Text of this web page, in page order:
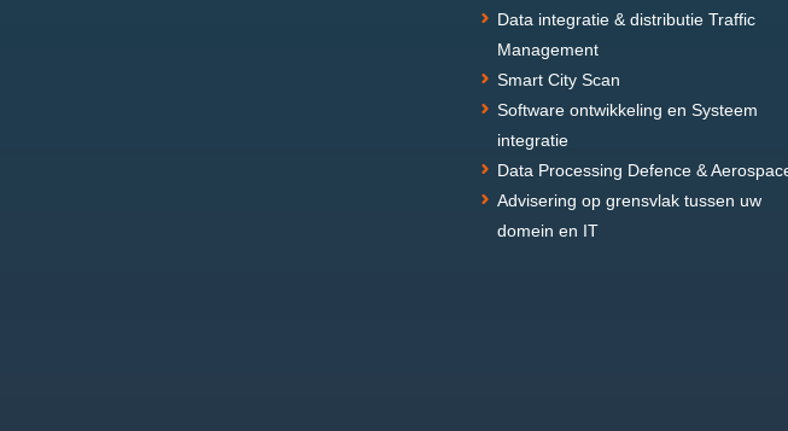
Data integratie & distributie Traffic
Management
Smart City Scan
Software ontwikkeling en Systeem
integratie
Data Processing Defence &
Advisering op grensvlak tussen uw
domein en IT